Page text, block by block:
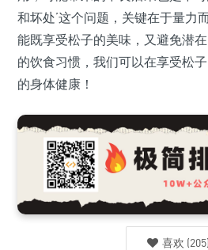
和坏处’这个问题，关键在于量力
能既享受松子的美味，又避免潜
的饮食习惯，我们可以在享受松
的身体健康！
喜欢 (205)